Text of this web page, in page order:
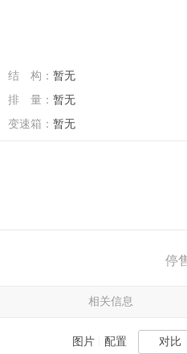
结 构： 暂无
排 量： 暂无
变速箱： 暂无
停
相关信息
图片 配置 对比